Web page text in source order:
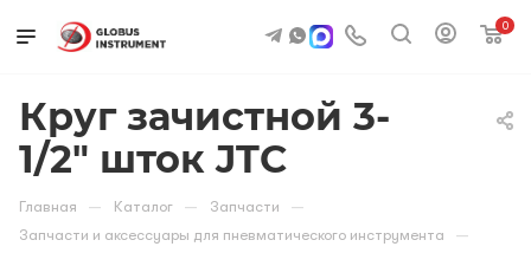
0
Круг зачистной 3-
1/2" шток JTC
Главная — Каталог — Запчасти —
Запчасти и аксессуары для пневматического инструмента —